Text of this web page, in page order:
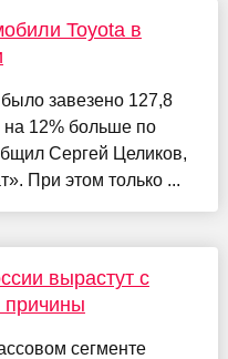
Toyota в
завезено 127,8
на 12% больше по
Сергей Целиков,
При этом только ...
вырастут с
сегменте